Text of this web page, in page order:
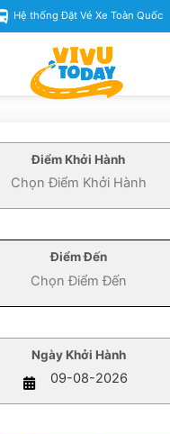
Hệ thống Đặt Vé Xe Toàn Quốc
Điểm Khởi Hành
Điểm Đến
Ngày Khởi Hành